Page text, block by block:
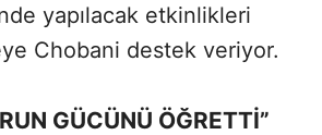
yapılacak etkinlikleri
Chobani destek veriyor.
GÜCÜNÜ ÖĞRETTİ”